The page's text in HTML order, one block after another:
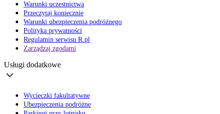
Warunki uczestnictwa
Przeczytaj koniecznie
Warunki ubezpieczenia podróżnego
Polityka prywatności
Regulamin serwisu R.pl
Zarządzaj zgodami
Usługi dodatkowe
Wycieczki fakultatywne
Ubezpieczenia podróżne